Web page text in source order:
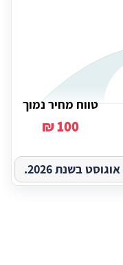
טווח מחיר נמוך
100 ₪
בשנת 2026.